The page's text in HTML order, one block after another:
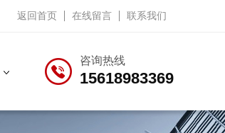
返回首页 在线留言 联系我们
咨询热线
15618983369